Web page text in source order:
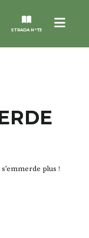
Menu
STRADA N°73
plus !